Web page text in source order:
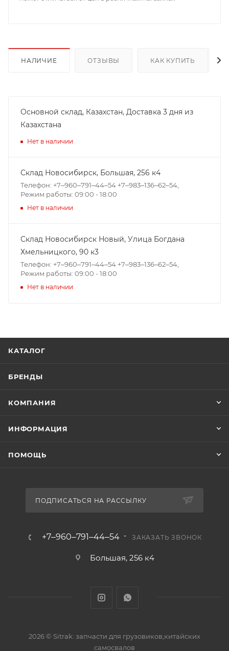
НАЛИЧИЕ ОТЗЫВЫ КАК КУПИТЬ
Основной склад, Казахстан, Доставка 3 дня из
Казахстана
Нет в наличии
Склад Новосибирск, ​Большая, 256 к4
Телефон: +7‒960‒791‒44‒54 +7‒983‒136‒62‒54,
Режим работы: 09:00 - 18:00
Нет в наличии
Склад Новосибирск Новый, ​Улица Богдана
Хмельницкого, 90 к3
Телефон: +7‒960‒791‒44‒54 +7‒983‒136‒62‒54,
Режим работы: 09:00 - 18:00
Нет в наличии
КАТАЛОГ
БРЕНДЫ
КОМПАНИЯ
ИНФОРМАЦИЯ
ПОМОЩЬ
ПОДПИСАТЬСЯ НА РАССЫЛКУ
+7‒960‒791‒44‒54 ЗАКАЗАТЬ ЗВОНОК
Большая, 256 к4
2026 © Sitrak: запчасти для грузовиков,китайских
самосвалов